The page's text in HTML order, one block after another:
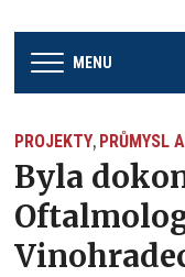
MENU
PROJEKTY, PRŮMYSL
Byla